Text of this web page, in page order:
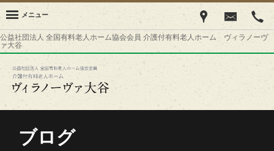
公益社団法人 全国有料老人ホーム協会会員 介護付有料老人ホーム ヴィラノーヴ
ァ大谷
メニュー
ブログ